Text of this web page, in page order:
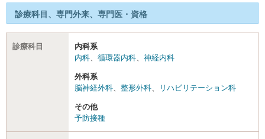
診療科目、専門外来、専門医・資格
診療科目
内科系
内科、 循環器内科、 神経内科
外科系
脳神経外科、 整形外科、 リハビリテーション科
その他
予防接種